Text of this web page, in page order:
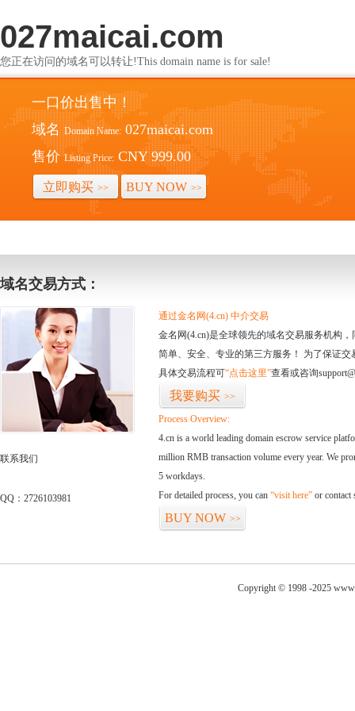
027maicai.com
您正在访问的域名可以转让!This domain name is for sale!
一口价出售中！
域名 Domain Name: 027maicai.com
售价 Listing Price: CNY 999.00
立即购买 >> BUY NOW >>
域名交易方式：
联系我们
QQ：2726103981
通过金名网(4.cn) 中介交易
金名网(4.cn)是全球领先的域名交易服务机构
简单、安全、专业的第三方服务！ 为了保证
具体交易流程可“点击这里”查看或咨询
我要购买 >>
Process Overview:
4.cn is a world leading domain escrow service
million RMB transaction volume every year. We
5 workdays.
For detailed process, you can “visit here” or contact
BUY NOW >>
Copyright © 1998 -2025